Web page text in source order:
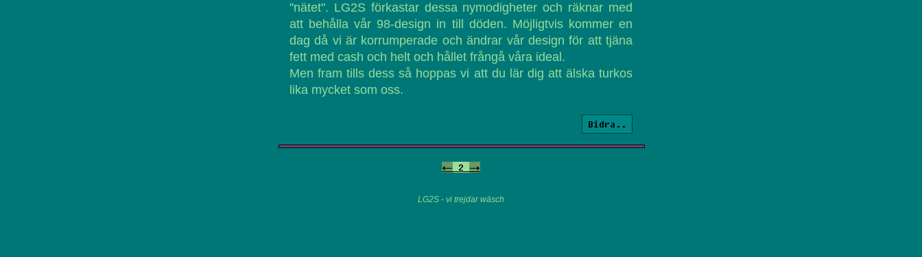
"nätet". LG2S förkastar dessa nymodigheter och räknar med
att behålla vår 98-design in till döden. Möjligtvis kommer en
dag då vi är korrumperade och ändrar vår design för att tjäna
fett med cash och helt och hållet frångå våra ideal.
Men fram tills dess så hoppas vi att du lär dig att älska turkos
lika mycket som oss.
Bidra..
<- 2 ->
LG2S - vi trejdar wäsch